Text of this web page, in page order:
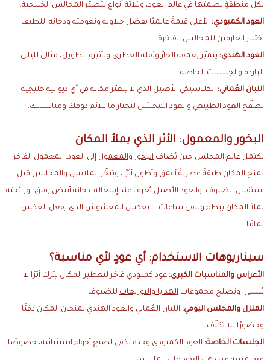
لكل منطقةٍ بصمتها في عالم العود، وثلاثة أنواع تتصدّر المجالس الخليجية:
العود الكمبودي: الأعلى قيمةً عالميًا بفضل حلاوته ونعومته ودخانه اللطيف.
اختيار العارفين للمجالس الفاخرة.
العود الهندي: يتميّز بعمقه الحارّ وثقله العطري وتأثيره الطويل، مثالي لليالي
الباردة والجلسات الخاصة.
اللبان العُماني: الكلاسيكي الأصيل الذي لا يتغيّر مكانه في أي ديوانية خليجية.
تصفّح العود الطبيعي والعود المحسّن لتختار ما يلائم ذوقك ومناسبتك.
البخور والمعمول: الأثر الذي يملأ المكان
يكتمل عالم المجلس حين يُضاف البخور والمعمول إلى العود. المعمول الفاخر
يمنح المكان طبقةً عطريةً أعمق وأطول أثرًا، ويُبخّر الملابس والمجالس قبل
استقبال الضيوف. والعود الأصيل يُعرف عند إشعاله: دخانه أبيض رقيق، ورائحته
تملأ المكان ببطء وتبقى ساعات — بعكس المغشوش الذي يفعل العكس
تمامًا.
سيناريوهات الاستخدام: أي عودٍ لأي مناسبة؟
الأعراس والمناسبات الكبرى: عود كمبودي فاخر لتعطير المكان يترك أثرًا لا
يُنسى. وتصلح مجموعات الهدايا والتوزيعات للضيوف.
المنزل والمجلس اليومي: اللبان العُماني والعود الهندي يمنحان المكان دفئًا
وحضورًا بلا تكلّف.
الجلسات الخاصة: العود الكمبودي وحده يكفي لصنع أجواء استثنائية، خصوصًا